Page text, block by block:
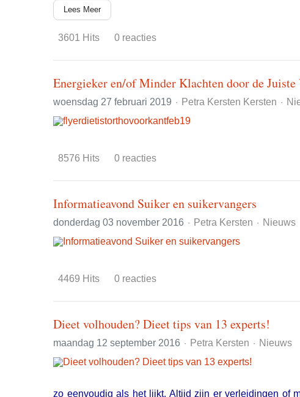
Lees Meer
3601 Hits 0 reacties
Energieker en/of Minder Klachten door de Juiste
woensdag 27 februari 2019 Petra Kersten Kersten
8576 Hits 0 reacties
Informatieavond Suiker en suikervangers
donderdag 03 november 2016 Petra Kersten Nieuws
4469 Hits 0 reacties
Dieet volhouden? Dieet tips van 13 experts!
maandag 12 september 2016 Petra Kersten Nieuws
zo eenvoudig als het lijkt. Altijd zijn er verleidingen of